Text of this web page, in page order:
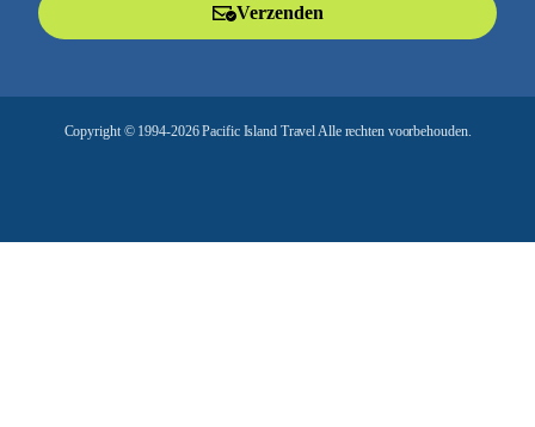
a
Verzenden
Copyright © 1994-2026 Pacific Island Travel Alle rechten voorbehouden.